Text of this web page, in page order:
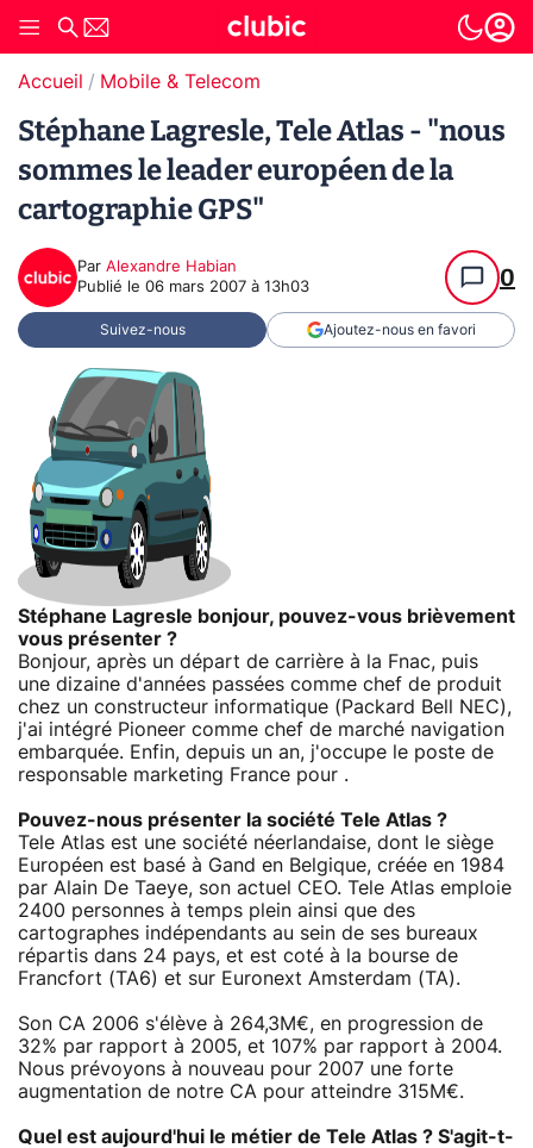
Accueil Mobile & Telecom
Stéphane Lagresle, Tele Atlas - "nous
sommes le leader européen de la
cartographie GPS"
Par Alexandre Habian
Publié le 06 mars 2007 à 13h03 0
Suivez-nous Ajoutez-nous en favori
Stéphane Lagresle bonjour, pouvez-vous brièvement
vous présenter ?
Bonjour, après un départ de carrière à la Fnac, puis
une dizaine d'années passées comme chef de produit
chez un constructeur informatique (Packard Bell NEC),
j'ai intégré Pioneer comme chef de marché navigation
embarquée. Enfin, depuis un an, j'occupe le poste de
responsable marketing France pour .
Pouvez-nous présenter la société Tele Atlas ?
Tele Atlas est une société néerlandaise, dont le siège
Européen est basé à Gand en Belgique, créée en 1984
par Alain De Taeye, son actuel CEO. Tele Atlas emploie
2400 personnes à temps plein ainsi que des
cartographes indépendants au sein de ses bureaux
répartis dans 24 pays, et est coté à la bourse de
Francfort (TA6) et sur Euronext Amsterdam (TA).
Son CA 2006 s'élève à 264,3M€, en progression de
32% par rapport à 2005, et 107% par rapport à 2004.
Nous prévoyons à nouveau pour 2007 une forte
augmentation de notre CA pour atteindre 315M€.
Quel est aujourd'hui le métier de Tele Atlas ? S'agit-t-